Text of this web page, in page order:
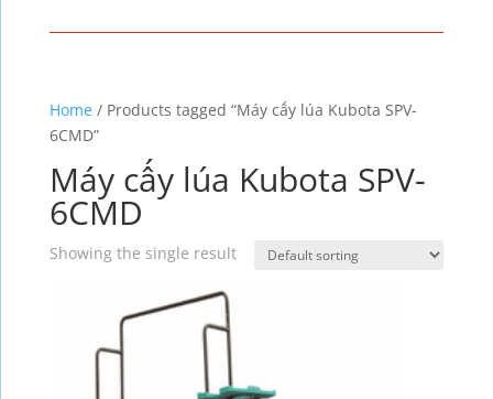
Home/ Products tagged “Máy cấy lúa Kubota SPV-
6CMD”
Máy cấy lúa Kubota SPV-
6CMD
Showing the single result